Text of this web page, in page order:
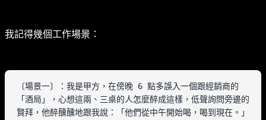
我記得幾個工作場景：
〔場景一〕：我是甲方，在傍晚 6 點多誤入一個跟經銷商的
「酒局」，心想這兩、三桌的人怎麼醉成這樣，低聲詢問旁邊的
賢拜，他醉醺醺地跟我說：「他們從中午開始喝，喝到現在。」